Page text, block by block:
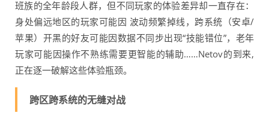
班族的全年龄段人群，但不同玩家的体验差异却一直存在：
身处偏远地区的玩家可能因 波动频繁掉线，跨系统（安卓/
苹果）开黑的好友可能因数据不同步出现“技能错位”，老年
玩家可能因操作不熟练需要更智能的辅助……Netov的到来,
正在逐一破解这些体验瓶颈。
跨区跨系统的无缝对战